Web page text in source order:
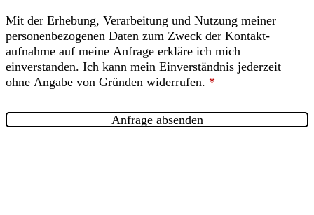
Mit der Erhebung, Verarbeitung und Nutzung meiner
personen­bezogenen Daten zum Zweck der Kontakt­
aufnahme auf meine Anfrage erkläre ich mich
einverstanden. Ich kann mein Einverständnis jederzeit
ohne Angabe von Gründen widerrufen. *
Anfrage absenden